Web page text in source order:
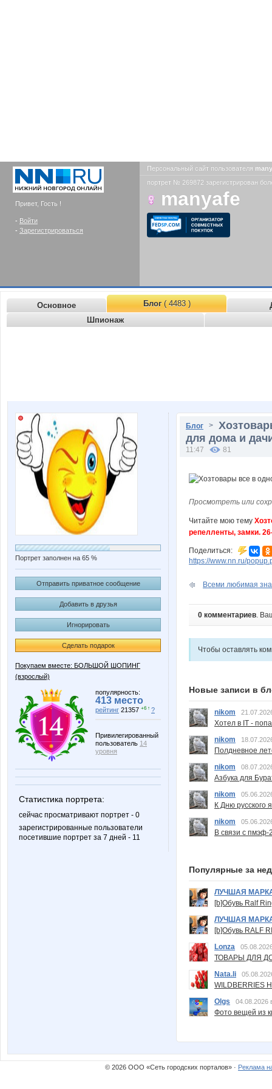
Привет, Гость !
- Войти
- Зарегистрироваться
Персональный сайт пользователя
портрет № 269872 зарегистрирован
manyafe
Основное Блог( 4483 )
Шпионаж
Портрет заполнен на 65 %
Отправить приватное сообщение
Добавить в друзья
Игнорировать
Сделать подарок
Покупаем вместе: БОЛЬШОЙ ШОПИНГ
(взрослый)
популярность:
413 место
рейтинг 21357 +6 ↑ ?
Привилегированный
пользователь 14
уровня
Статистика портрета:
сейчас просматривают портрет - 0
зарегистрированные пользователи
посетившие портрет за 7 дней - 11
Блог >
для дома и
11:47 81
Просмотреть или
Читайте мою тему
репелленты, замки.
Поделиться:
https://www.nn.ru/
Всеми любимая
0 комментариев.
Чтобы оставлять
Новые записи в
nikom
Хотел в IT -
nikom
Полдневное
nikom
Азбука для
nikom
К Дню русского
nikom
В связи с пмэф-
Популярные за
ЛУЧШАЯ
[b]Обувь Ralf
ЛУЧШАЯ
[b]Обувь RALF
Lonza
ТОВАРЫ ДЛЯ
Nata.li
Olgs
04.08.2026
Фото вещей из
© 2026 ООО «Сеть городских порталов» · Реклама